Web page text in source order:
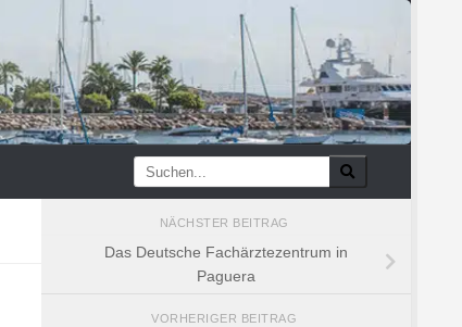
NÄCHSTER BEITRAG
Das Deutsche Fachärztezentrum in
Paguera
VORHERIGER BEITRAG